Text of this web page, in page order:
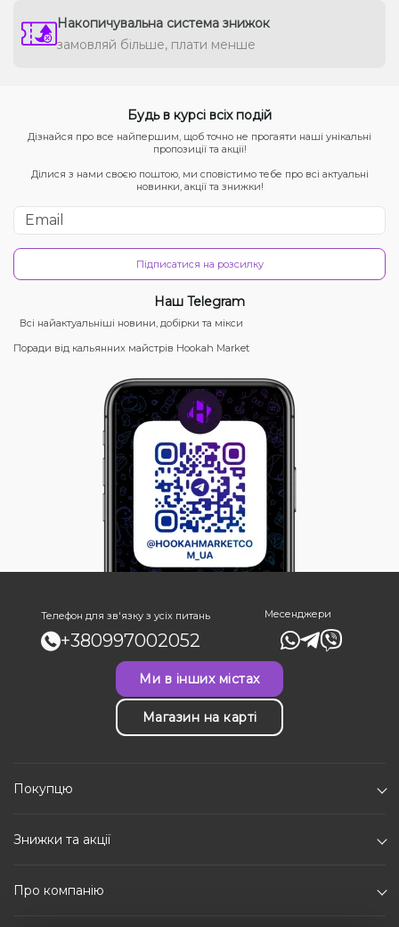
Накопичувальна система знижок
замовляй більше, плати менше
Будь в курсі всіх подій
Дізнайся про все найпершим, щоб точно не прогаяти наші унікальні
пропозиції та акції!
Ділися з нами своєю поштою, ми сповістимо тебе про всі актуальні
новинки, акції та знижки!
Підписатися на розсилку
Наш Telegram
Всі найактуальніші новини, добірки та мікси
Поради від кальянних майстрів Hookah Market
Телефон для зв'язку з усіх питань
+380997002052
Месенджери
Ми в інших містах
Магазин на карті
Покупцю
Знижки та акції
Про компанію